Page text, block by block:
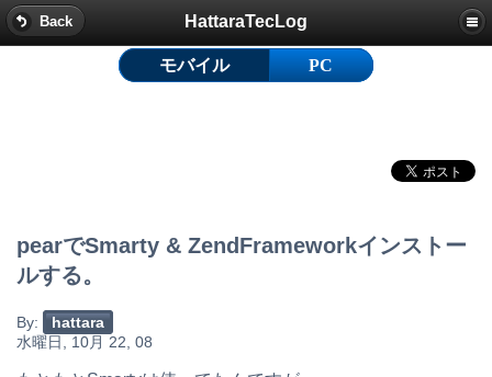
Back HattaraTecLog
pearでSmarty & ZendFrameworkインストー
ルする。
By:
hattara
水曜日, 10月 22, 08
モバイル PC